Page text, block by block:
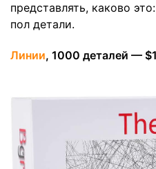
представлять, каково
пол детали.
Линии, 1000 деталей —